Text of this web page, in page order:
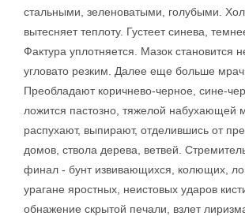
стальными, зеленоватыми, голубыми.
вытесняет теплоту. Густеет синева,
Фактура уплотняется. Мазок становится
угловато резким. Далее еще больше
Преобладают коричнево-черное, сине-
ложится пастозно, тяжелой набухающей
распухают, выпирают, отделившись от
домов, ствола дерева, ветвей.
финал - бунт извивающихся, колющих,
урагане яростных, неистовых ударов
обнажение скрытой печали, взлет